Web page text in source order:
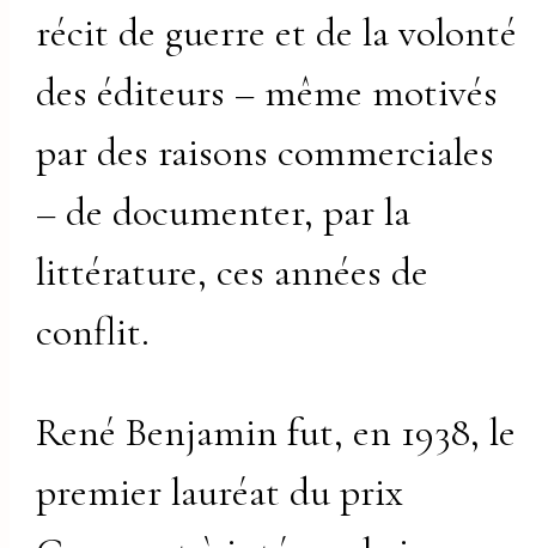
récit de guerre et de la volonté
des éditeurs – même motivés
par des raisons commerciales
– de documenter, par la
littérature, ces années de
conflit.
René Benjamin fut, en 1938, le
premier lauréat du prix